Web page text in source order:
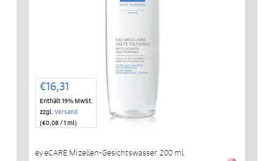
€16,31
Enthält 19% MwSt.
zzgl. Versand
(€0,08/ 1 ml)
eyeCARE Mizellen-Gesichtswasser 200 ml